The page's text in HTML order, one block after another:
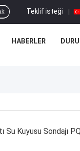
Teklif isteği |
HABERLER
Kuyusu Sondajı